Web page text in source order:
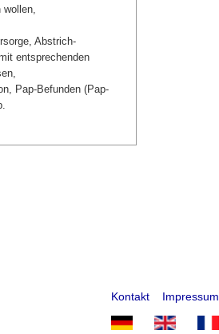
Kontakt Impressum
Abstrich-
entsprechenden
Pap-Befunden (Pap-